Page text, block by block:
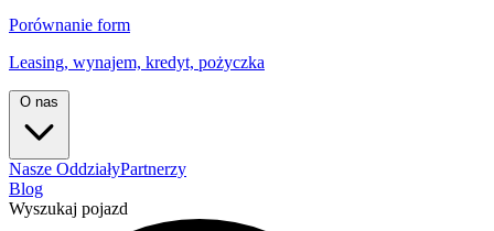
Porównanie form
Leasing, wynajem, kredyt, pożyczka
O nas
Nasze OddziałyPartnerzy
Blog
Wyszukaj pojazd